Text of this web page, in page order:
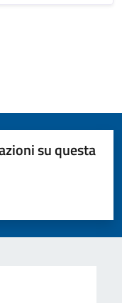
su questa